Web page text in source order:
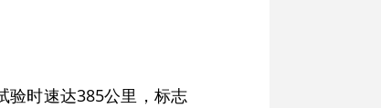
验时速达385公里，标志